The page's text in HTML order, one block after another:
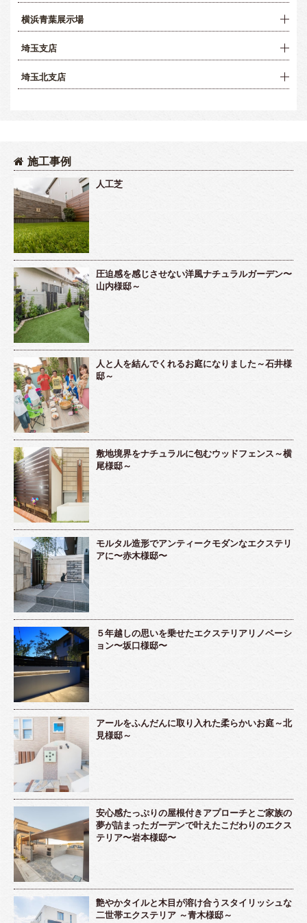
横浜青葉展示場
埼玉支店
埼玉北支店
施工事例
人工芝
圧迫感を感じさせない洋風ナチュラルガーデン〜
山内様邸～
人と人を結んでくれるお庭になりました～石井様
邸～
敷地境界をナチュラルに包むウッドフェンス～横
尾様邸～
モルタル造形でアンティークモダンなエクステリ
アに〜赤木様邸〜
５年越しの思いを乗せたエクステリアリノベーシ
ョン〜坂口様邸〜
アールをふんだんに取り入れた柔らかいお庭～北
見様邸～
安心感たっぷりの屋根付きアプローチとご家族の
夢が詰まったガーデンで叶えたこだわりのエクス
テリア〜岩本様邸〜
艶やかタイルと木目が溶け合うスタイリッシュな
二世帯エクステリア ～青木様邸～